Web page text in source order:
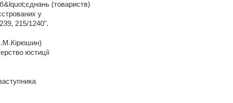
(товариств)
у
215/1240".
юстиції